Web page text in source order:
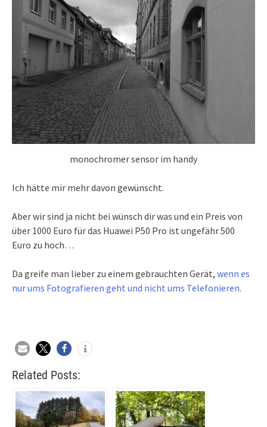
monochromer sensor im handy
Ich hätte mir mehr davon gewünscht.
Aber wir sind ja nicht bei wünsch dir was und ein Preis von
über 1000 Euro für das Huawei P50 Pro ist ungefähr 500
Euro zu hoch…
Da greife man lieber zu einem gebrauchten Gerät, wenn es
nur ums Fotografieren geht und nicht ums Telefonieren.
Related Posts: